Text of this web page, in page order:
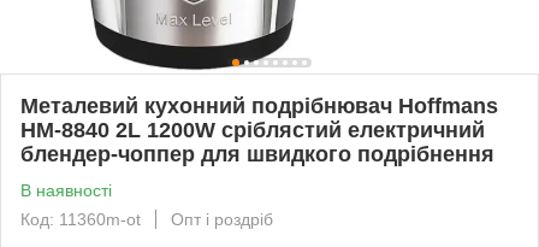
Металевий кухонний подрібнювач Hoffmans
HM-8840 2L 1200W сріблястий електричний
блендер-чоппер для швидкого подрібнення
В наявності
Код: 11360m-ot
Опт і роздріб